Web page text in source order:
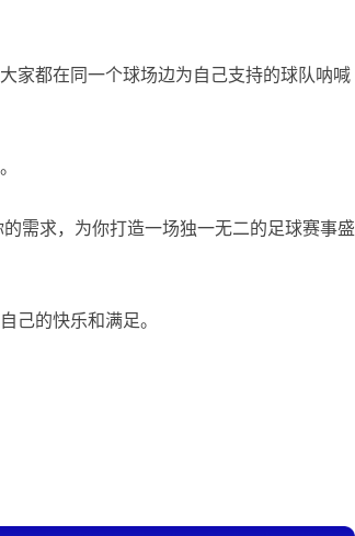
家都在同一个球场边为自己支持的球队呐喊
需求，为你打造一场独一无二的足球赛事盛
己的快乐和满足。